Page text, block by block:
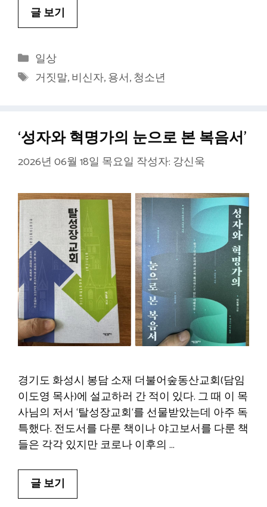
글 보기
카
테
고
일상
태
거짓말,비신자,용서,청소년
‘성자와 혁명가의 눈으로 본 복음서’
2026년 06월 18일 목요일 작성자: 강신욱
경기도 화성시 봉담 소재 더불어숲동산교회(담임
이도영 목사)에 설교하러 간 적이 있다. 그 때 이 목
사님의 저서 ‘탈성장교회‘를 선물받았는데 아주 독
특했다. 전도서를 다룬 책이나 야고보서를 다룬 책
들은 각각 있지만 코로나 이후의 …
글 보기